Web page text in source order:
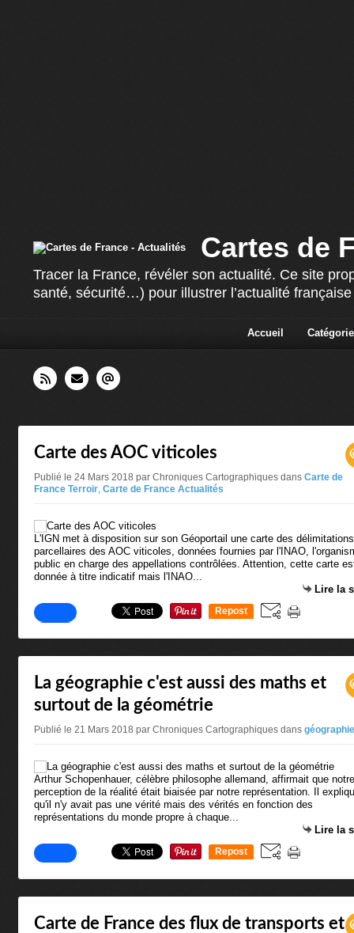
Cartes de
Tracer la France, révéler son actualité. Ce site
santé, sécurité…) pour illustrer l’actualité
Accueil
Carte des AOC viticoles
Publié le 24 Mars 2018 par Chroniques Cartographiques dans Carte de
France Terroir, Carte de France Actualités
L'IGN met à disposition sur son Géoportail une carte des délimitations
parcellaires des AOC viticoles, données fournies par l'INAO,
public en charge des appellations contrôlées. Attention, cette carte
donnée à titre indicatif mais l'INAO...
Lire la
Repost
La géographie c'est aussi des maths et
surtout de la géométrie
Publié le 21 Mars 2018 par Chroniques Cartographiques dans géographie
Arthur Schopenhauer, célèbre philosophe allemand, affirmait que notre
perception de la réalité était biaisée par notre représentation. Il
qu'il n'y avait pas une vérité mais des vérités en fonction des
représentations du monde propre à chaque...
Lire la
Repost
Carte de France des flux de transports et